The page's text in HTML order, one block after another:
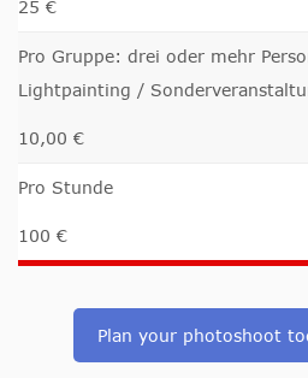
25 €
Pro Gruppe: drei oder mehr
Lightpainting /
10,00 €
Pro Stunde
100 €
Plan your photoshoot